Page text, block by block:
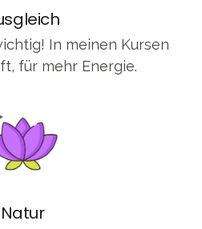
In meinen Kursen
für mehr Energie.
Natur